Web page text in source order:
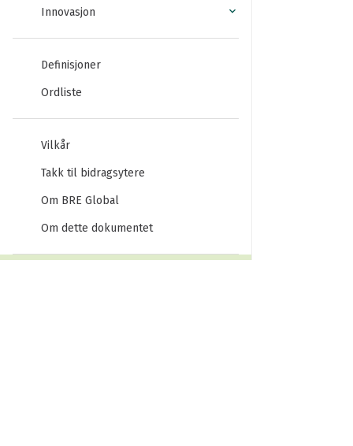
Innovasjon
Definisjoner
Ordliste
Vilkår
Takk til bidragsytere
Om BRE Global
Om dette dokumentet